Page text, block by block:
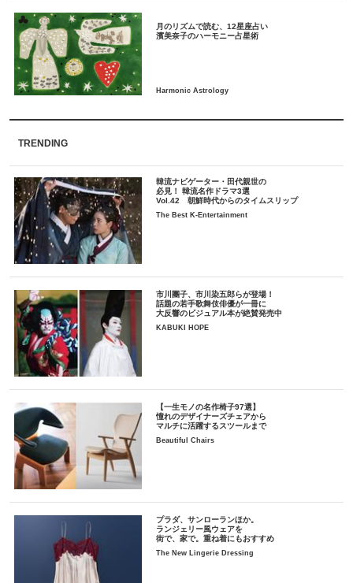
月のリズムで読む、12星座占い
TRENDING
韓流ナビゲーター・田代親世の
必見！ 韓流名作ドラマ3選
Vol.42 朝鮮時代からのタイムスリップ
The Best K-Entertainment
市川團子、市川染五郎らが登場！
話題の若手歌舞伎俳優が一冊に
大反響のビジュアル本が絶賛発売中
KABUKI HOPE
【一生モノの名作椅子97選】
憧れのデザイナーズチェアから
マルチに活躍するスツールまで
Beautiful Chairs
プラダ、サンローランほか。
ランジェリー風ウェアを
街で、家で。重ね着にもおすすめ
The New Lingerie Dressing